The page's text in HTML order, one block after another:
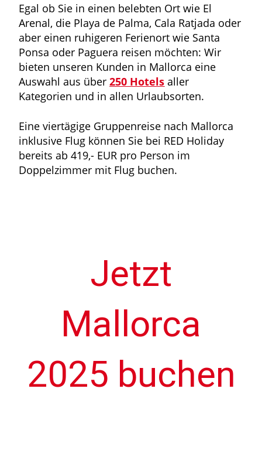
Egal ob Sie in einen belebten Ort wie El
Arenal, die Playa de Palma, Cala Ratjada oder
aber einen ruhigeren Ferienort wie Santa
Ponsa oder Paguera reisen möchten: Wir
bieten unseren Kunden in Mallorca eine
Auswahl aus über250 Hotels aller
Kategorien und in allen Urlaubsorten.
Eine viertägige Gruppenreise nach Mallorca
inklusive Flug können Sie bei RED Holiday
bereits ab 419,- EUR pro Person im
Doppelzimmer mit Flug buchen.
Jetzt
Mallorca
2025 buchen